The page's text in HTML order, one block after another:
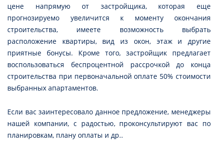
цене напрямую от застройщика, которая еще
прогнозируемо увеличится к моменту окончания
строительства, имеете возможность выбрать
расположение квартиры, вид из окон, этаж и другие
приятные бонусы. Кроме того, застройщик предлагает
воспользоваться беспроцентной рассрочкой до конца
строительства при первоначальной оплате 50% стоимости
выбранных апартаментов.
Если вас заинтересовало данное предложение, менеджеры
нашей компании, с радостью, проконсультируют вас по
планировкам, плану оплаты и др..